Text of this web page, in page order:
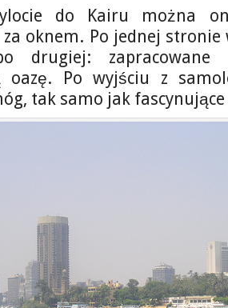
do Kairu można
oknem. Po jednej stronie
drugiej: zapracowane
oazę. Po wyjściu z
tak samo jak